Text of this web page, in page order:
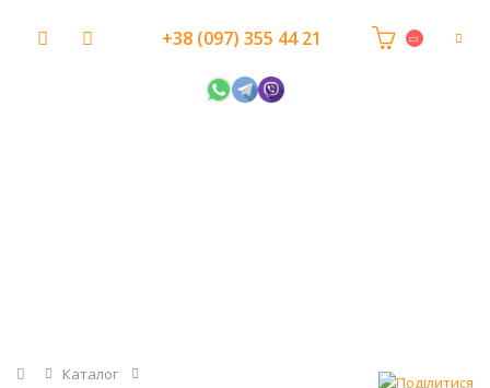
+38 (097) 355 44 21
Головна
Каталог